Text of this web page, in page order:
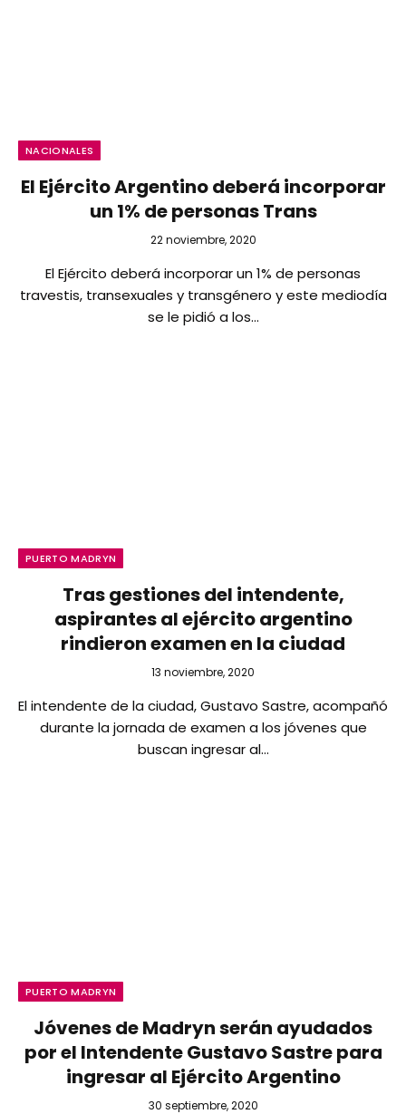
NACIONALES
El Ejército Argentino deberá incorporar
un 1% de personas Trans
22 noviembre, 2020
El Ejército deberá incorporar un 1% de personas
travestis, transexuales y transgénero y este mediodía
se le pidió a los…
PUERTO MADRYN
Tras gestiones del intendente,
aspirantes al ejército argentino
rindieron examen en la ciudad
13 noviembre, 2020
El intendente de la ciudad, Gustavo Sastre, acompañó
durante la jornada de examen a los jóvenes que
buscan ingresar al…
PUERTO MADRYN
Jóvenes de Madryn serán ayudados
por el Intendente Gustavo Sastre para
ingresar al Ejército Argentino
30 septiembre, 2020